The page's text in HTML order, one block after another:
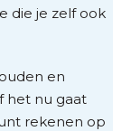
die je zelf ook
en
het nu gaat
rekenen op